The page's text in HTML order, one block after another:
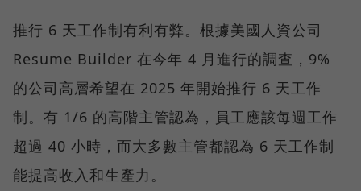
推行 6 天工作制有利有弊。根據美國人資公司
Resume Builder 在今年 4 月進行的調查，9%
的公司高層希望在 2025 年開始推行 6 天工作
制。有 1/6 的高階主管認為，員工應該每週工作
超過 40 小時，而大多數主管都認為 6 天工作制
能提高收入和生產力。